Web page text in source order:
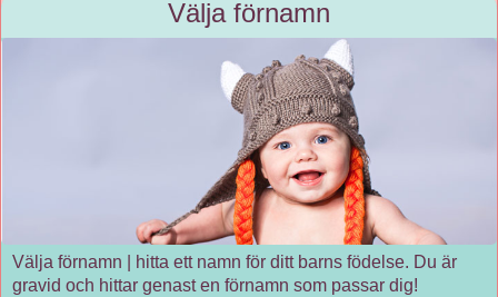
Välja förnamn
Välja förnamn | hitta ett namn för ditt barns födelse. Du är
gravid och hittar genast en förnamn som passar dig!